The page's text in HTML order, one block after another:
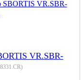
VR.SBR-
)